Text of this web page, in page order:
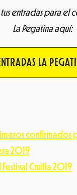
entradas para el
La Pegatina aquí:
LA
confirmados
2019
Festival Cruïlla 2019